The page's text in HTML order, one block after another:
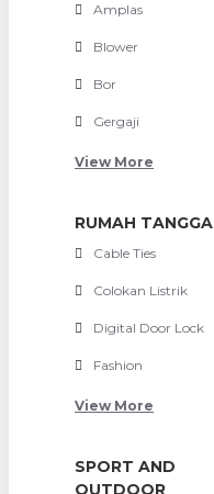
Amplas
Blower
Bor
Gergaji
View More
RUMAH TANGGA
Cable Ties
Colokan Listrik
Digital Door Lock
Fashion
View More
SPORT AND
OUTDOOR